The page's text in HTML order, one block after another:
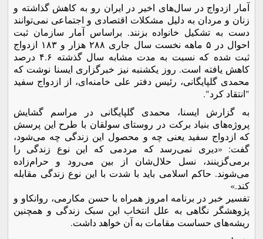
آمار ازدواج در سال‌های اخیر در ایران رو به کاهش گذاشته و
زنان و مردان به دلیل مشکلات اقتصادی و اجتماعی نمی‌توانند
دست به تشکیل خانواده بزنند. براساس آمار سازمان ثبت
احوال در ۵ ماهه نخست سال جاری ۲۸۸ هزار و ۱۸۳ ازدواج
ثبت شده که نسبت به مدت مشابه سال گذشته ۴.۶ درصد
کاهش یافته است. روز یکشنبه نیز خبرگزاری ایسنا نوشت که
محمدی گلپایگانی، رئیس دفتر علی خامنه‌ای، از ازدواج سفید
"انتقاد کرد".
به گزارش ایسنا، محمدی گلپایگانی در مراسم گشایش
پروژه‌های بنیاد برکت در روستای سولقان با طرح این پرسش
که ازدواج سفید یعنی چه و محصول این زندگی چه می‌شود،
گفت: «دیری نمی‌رسد که مردمی که این نوع زندگی را
برمی‌گزینند، نسل حلال‌شان از بین می‌رود و حرام‌زاده
می‌شوند. حاکم اسلامی باید با شدت با این نوع زندگی مقابله
کند.»
تفسیر خبر در برنامه امروز همراه با حسن مکارمی، روانکاو و
پژوهشگر نگاهی به علل انتخاب این سبک زندگی و همچنین
ریشه‌های حساست مقامات به آن خواهد داشت.